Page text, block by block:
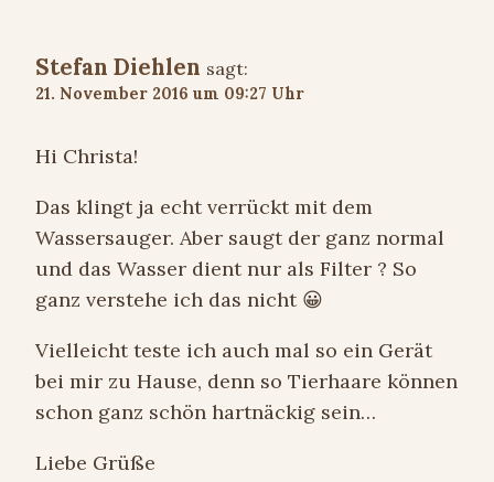
Stefan Diehlen sagt:
21. November 2016 um 09:27 Uhr
Hi Christa!
Das klingt ja echt verrückt mit dem
Wassersauger. Aber saugt der ganz normal
und das Wasser dient nur als Filter ? So
ganz verstehe ich das nicht 😀
Vielleicht teste ich auch mal so ein Gerät
bei mir zu Hause, denn so Tierhaare können
schon ganz schön hartnäckig sein…
Liebe Grüße